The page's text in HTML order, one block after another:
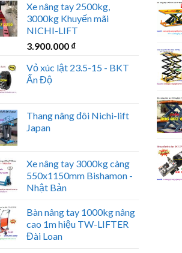
Xe nâng tay 2500kg,
3000kg Khuyến mãi
NICHI-LIFT
3.900.000 ₫
Vỏ xúc lật 23.5-15 - BKT
Ấn Độ
Thang nâng đôi Nichi-lift
Japan
Xe nâng tay 3000kg càng
550x1150mm Bishamon -
Nhật Bản
Bàn nâng tay 1000kg nâng
cao 1m hiệu TW-LIFTER
Đài Loan